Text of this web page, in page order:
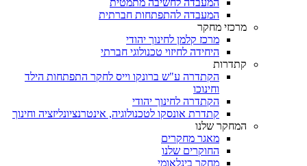
המעבדה לחשיבה מתמטית
המעבדה להתפתחות חברתית
מרכזי מחקר
מרכז קלמן לחינוך יהודי
היחידה לחיזוי טכנולוגי חברתי
קתדרות
הקתדרה ע"ש ברונקו וייס לחקר התפתחות הילד
וחינוכו
הקתדרה לחינוך יהודי
קתדרת אונסקו לטכנולוגיה, אינטרנציונליזציה וחינוך
המחקר שלנו
מאגר מחקרים
החוקרים שלנו
מחקר בינלאומי